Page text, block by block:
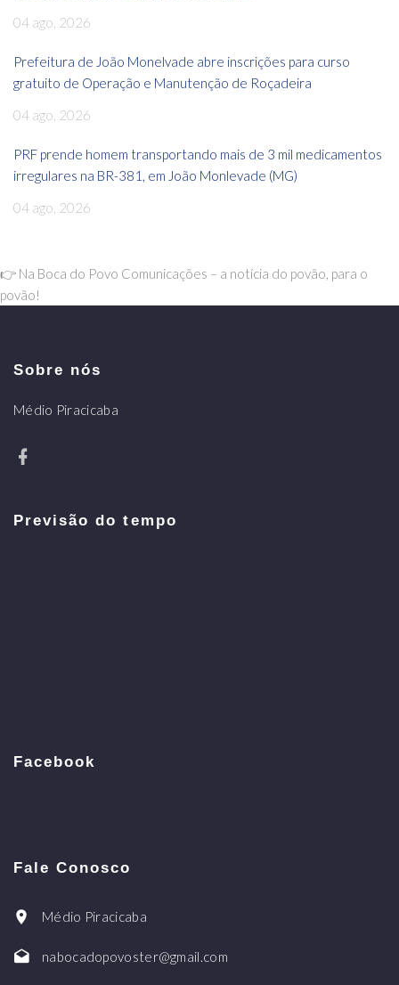
04 ago, 2026
Prefeitura de João Monelvade abre inscrições para curso
gratuito de Operação e Manutenção de Roçadeira
04 ago, 2026
PRF prende homem transportando mais de 3 mil medicamentos
irregulares na BR-381, em João Monlevade (MG)
04 ago, 2026
👉 Na Boca do Povo Comunicações – a notícia do povão, para o
povão!
Sobre nós
Médio Piracicaba
Previsão do tempo
Facebook
Fale Conosco
Médio Piracicaba
nabocadopovoster@gmail.com